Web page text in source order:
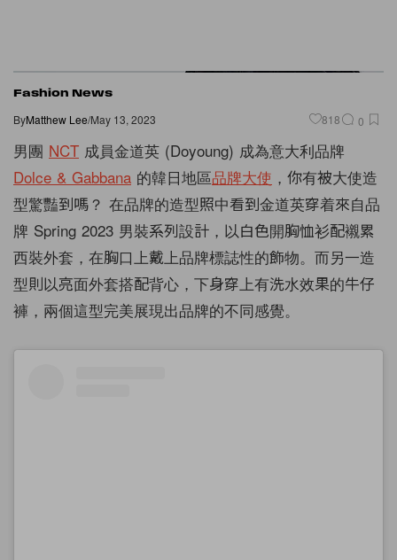
Fashion News
ByMatthew Lee/May 13, 2023 818 0
男團 NCT 成員金道英 (Doyoung) 成為意大利品牌
Dolce & Gabbana 的韓日地區品牌大使 ，你有被大使造
型驚豔到嗎？ 在品牌的造型照中看到金道英穿着來自品
牌 Spring 2023 男裝系列設計，以白色開胸恤衫配襯累
西裝外套，在胸口上戴上品牌標誌性的飾物。而另一造
型則以亮面外套搭配背心，下身穿上有洗水效果的牛仔
褲，兩個這型完美展現出品牌的不同感覺。